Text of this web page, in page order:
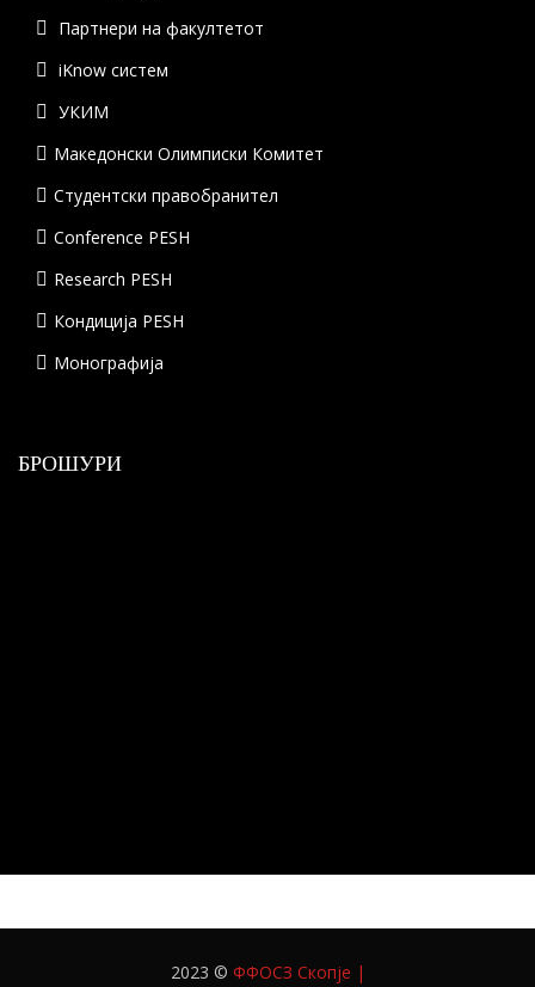
Партнери на факултетот
iKnow систем
УКИМ
Македонски Олимписки Комитет
Студентски правобранител
Conference PESH
Research PESH
Кондиција PESH
Монографија
БРОШУРИ
2023 © ФФОСЗ Скопје |